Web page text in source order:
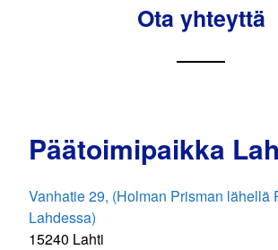
Ota yhteyttä
Päätoimipaikka
Vanhatie 29, (Holman Prisman lähellä
Lahdessa)
15240 Lahti